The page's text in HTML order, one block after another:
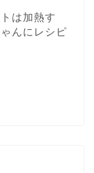
は加熱す
んにレシピ